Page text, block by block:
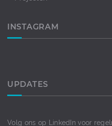
INSTAGRAM
UPDATES
Volg ons op LinkedIn voor